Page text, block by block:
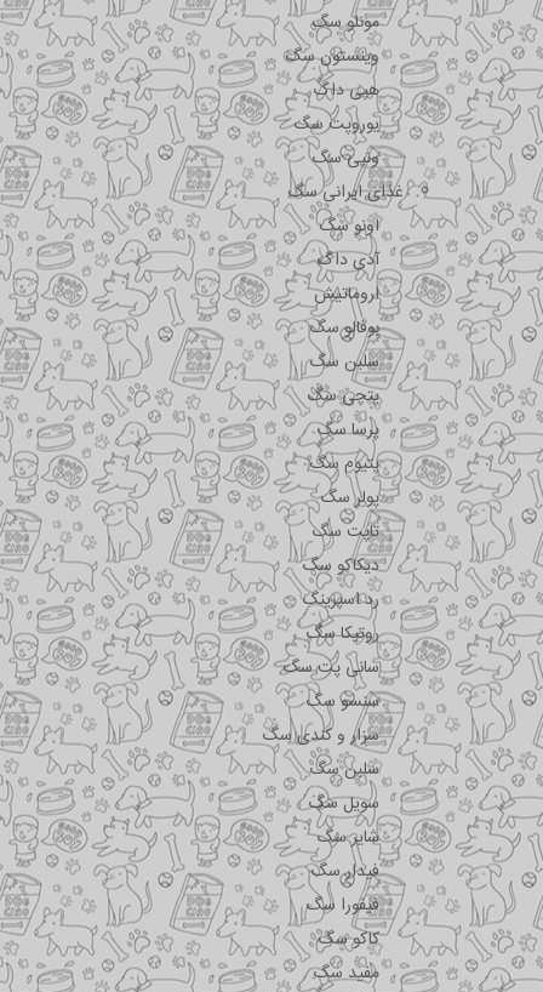
مونلو سگ
وینستون سگ
هپی داگ
یوروپت سگ
ونپی سگ
غذای ایرانی سگ
اونو سگ
آدی داگ
اروماتیش
بوفالو سگ
سلبن سگ
پتچی سگ
پرسا سگ
پتیوم سگ
پولر سگ
تاپت سگ
دیکاکو سگ
رد اسپرینگ
روتیکا سگ
سانی پت سگ
سنسو سگ
سزار و کندی سگ
سلبن سگ
سویل سگ
شایر سگ
فیدار سگ
فیفورا سگ
کاکو سگ
مفید سگ